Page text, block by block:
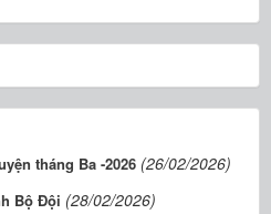
tháng Ba -2026 (26/02/2026)
Bộ Đội (28/02/2026)